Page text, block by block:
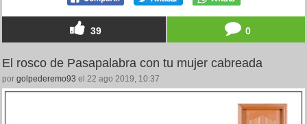
39 0
El rosco de Pasapalabra con tu mujer cabreada
por golpederemo93 el 22 ago 2019, 10:37